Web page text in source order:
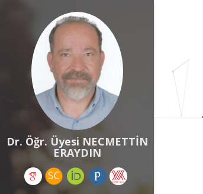
Dr. Öğr. Üyesi NECMETTİN
ERAYDIN